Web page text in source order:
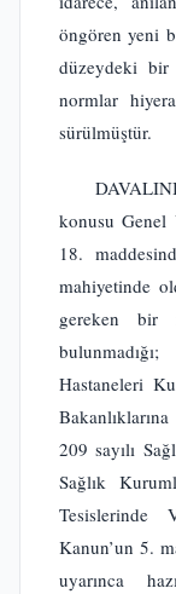
öngören yeni
düzeydeki bir
normlar
sürülmüştür.
konusu Genel
18.
mahiyetinde
gereken bir
Hastaneleri
209 sayılı
Sağlık
Tesislerinde
Kanun’un 5.
uyarınca